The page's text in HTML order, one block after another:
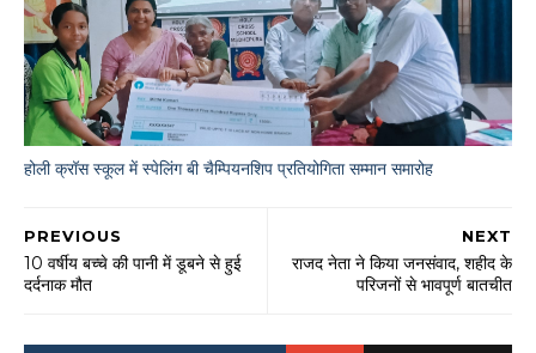
होली क्रॉस स्कूल में स्पेलिंग बी चैम्पियनशिप प्रतियोगिता सम्मान समारोह
NEXT
राजद नेता ने किया जनसंवाद, शहीद के
परिजनों से भावपूर्ण बातचीत
PREVIOUS
10 वर्षीय बच्चे की पानी में डूबने से हुई
दर्दनाक मौत